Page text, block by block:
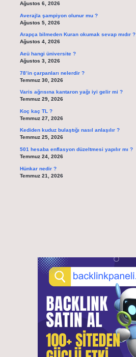
Ağustos 6, 2026
Averajla şampiyon olunur mu ?
Ağustos 5, 2026
Arapça bilmeden Kuran okumak sevap mıdır ?
Ağustos 4, 2026
Aeü hangi üniversite ?
Ağustos 3, 2026
78’in çarpanları nelerdir ?
Temmuz 30, 2026
Varis ağrısına kantaron yağı iyi gelir mi ?
Temmuz 29, 2026
Koç kaç TL ?
Temmuz 27, 2026
Kediden kuduz bulaştığı nasıl anlaşılır ?
Temmuz 25, 2026
501 hesaba enflasyon düzeltmesi yapılır mı ?
Temmuz 24, 2026
Hünkar nedir ?
Temmuz 21, 2026